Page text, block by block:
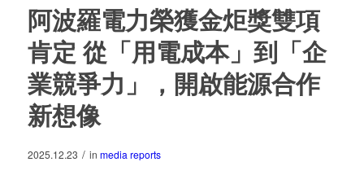
阿波羅電力榮獲金炬獎雙項
肯定 從「用電成本」到「企
業競爭力」，開啟能源合作
新想像
2025.12.23 / in media reports